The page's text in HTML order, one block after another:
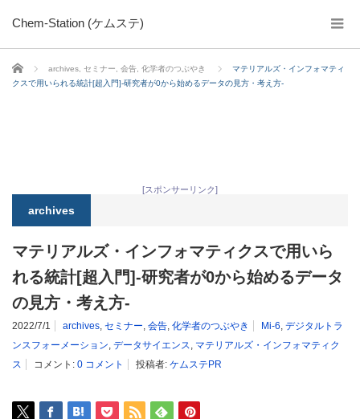
Chem-Station (ケムステ)
ホーム archives セミナー 会告 化学者のつぶやき
マテリアルズ・インフォマティ
クスで用いられる統計[超入門]-研究者が0から始めるデータの見方・考え方-
[スポンサーリンク]
archives
マテリアルズ・インフォマティクスで用いら
れる統計[超入門]-研究者が0から始めるデータ
の見方・考え方-
2022/7/1 archives, セミナー, 会告, 化学者のつぶやき Mi-6, デジタルトラ
ンスフォーメーション, データサイエンス, マテリアルズ・インフォマティク
ス
コメント: 0 コメント 投稿者: ケムステPR